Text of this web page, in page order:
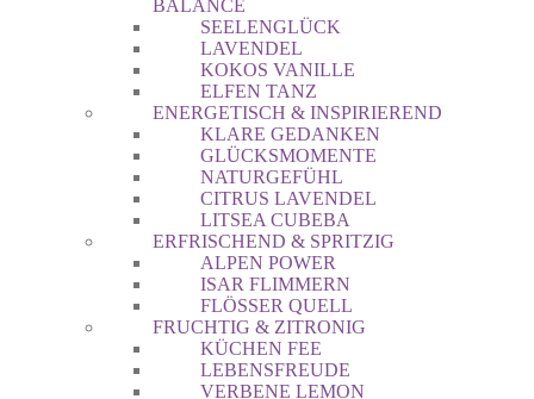
BALANCE
SEELENGLÜCK
LAVENDEL
KOKOS VANILLE
ELFEN TANZ
ENERGETISCH & INSPIRIEREND
KLARE GEDANKEN
GLÜCKSMOMENTE
NATURGEFÜHL
CITRUS LAVENDEL
LITSEA CUBEBA
ERFRISCHEND & SPRITZIG
ALPEN POWER
ISAR FLIMMERN
FLÖSSER QUELL
FRUCHTIG & ZITRONIG
KÜCHEN FEE
LEBENSFREUDE
VERBENE LEMON